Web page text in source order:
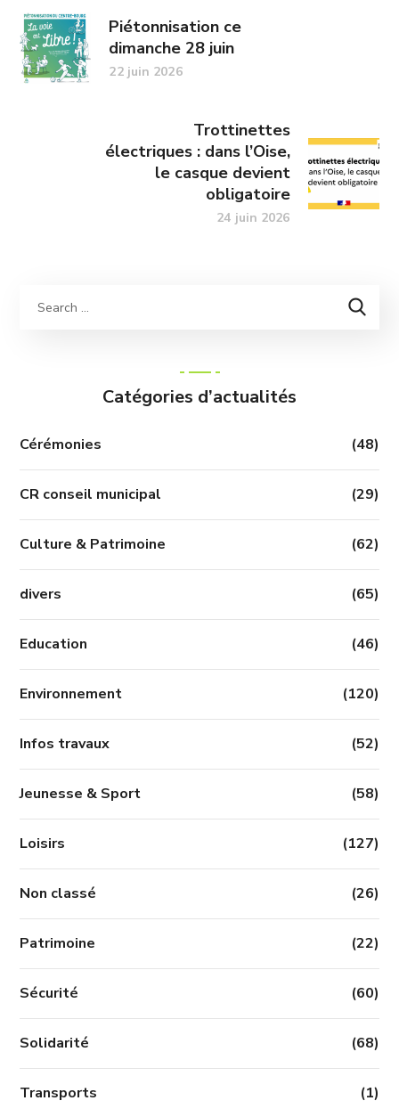
Piétonnisation ce
dimanche 28 juin
22 juin 2026
Trottinettes
électriques : dans l’Oise,
le casque devient
obligatoire
24 juin 2026
Catégories d’actualités
Cérémonies (48)
CR conseil municipal (29)
Culture & Patrimoine (62)
divers (65)
Education (46)
Environnement (120)
Infos travaux (52)
Jeunesse & Sport (58)
Loisirs (127)
Non classé (26)
Patrimoine (22)
Sécurité (60)
Solidarité (68)
Transports (1)